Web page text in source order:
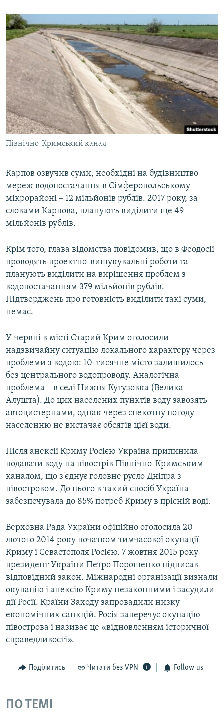
Північно-Кримський канал
Карпов озвучив суми, необхідні на будівництво
мереж водопостачання в Сімферопольському
мікрорайоні – 12 мільйонів рублів. 2017 року, за
словами Карпова, планують виділити ще 49
мільйонів рублів.
Крім того, глава відомства повідомив, що в Феодосії
проводять проектно-вишукувальні роботи та
планують виділити на вирішення проблем з
водопостачанням 379 мільйонів рублів.
Підтверджень про готовність виділити такі суми,
немає.
У червні в місті Старий Крим оголосили
надзвичайну ситуацію локального характеру через
проблеми з водою: 10-тисячне місто залишилось
без центрального водопроводу. Аналогічна
проблема – в селі Нижня Кутузовка (Велика
Алушта). До цих населених пунктів воду завозять
автоцистернами, однак через спекотну погоду
населенню не вистачає обсягів цієї води.
Після анексії Криму Росією Україна припинила
подавати воду на півострів Північно-Кримським
каналом, що з'єднує головне русло Дніпра з
півостровом. До цього в такий спосіб Україна
забезпечувала до 85% потреб Криму в прісній воді.
Верховна Рада України офіційно оголосила 20
лютого 2014 року початком тимчасової окупації
Криму і Севастополя Росією. 7 жовтня 2015 року
президент України Петро Порошенко підписав
відповідний закон. Міжнародні організації визнали
окупацію і анексію Криму незаконними і засудили
дії Росії. Країни Заходу запровадили низку
економічних санкцій. Росія заперечує окупацію
півострова і називає це «відновленням історичної
справедливості».
Поділитись Читати без VPN Follow us
ПО ТЕМІ